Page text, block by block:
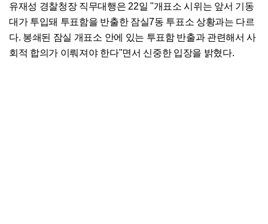
유재성 경찰청장 직무대행은 22일 "개표소 시위는 앞서 기동
대가 투입돼 투표함을 반출한 잠실7동 투표소 상황과는 다르
다. 봉쇄된 잠실 개표소 안에 있는 투표함 반출과 관련해서 사
회적 합의가 이뤄져야 한다"면서 신중한 입장을 밝혔다.